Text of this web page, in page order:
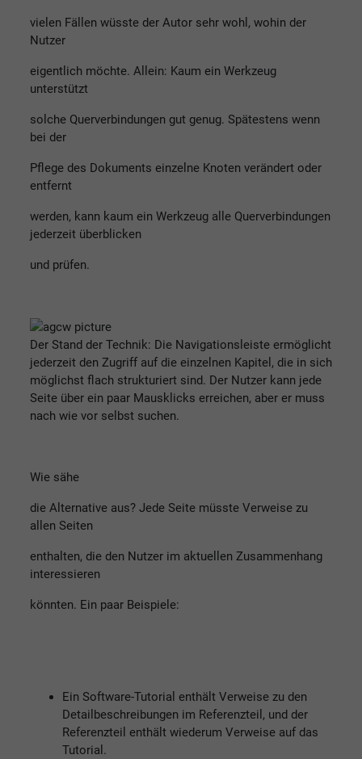
vielen Fällen wüsste der Autor sehr wohl, wohin der
Nutzer
eigentlich möchte. Allein: Kaum ein Werkzeug
unterstützt
solche Querverbindungen gut genug. Spätestens wenn
bei der
Pflege des Dokuments einzelne Knoten verändert oder
entfernt
werden, kann kaum ein Werkzeug alle Querverbindungen
jederzeit überblicken
und prüfen.
Der Stand der Technik: Die Navigationsleiste ermöglicht
jederzeit den Zugriff auf die einzelnen Kapitel, die in sich
möglichst flach strukturiert sind. Der Nutzer kann jede
Seite über ein paar Mausklicks erreichen, aber er muss
nach wie vor selbst suchen.
Wie sähe
die Alternative aus? Jede Seite müsste Verweise zu
allen Seiten
enthalten, die den Nutzer im aktuellen Zusammenhang
interessieren
könnten. Ein paar Beispiele:
Ein Software-Tutorial enthält Verweise zu den
Detailbeschreibungen im Referenzteil, und der
Referenzteil enthält wiederum Verweise auf das
Tutorial.